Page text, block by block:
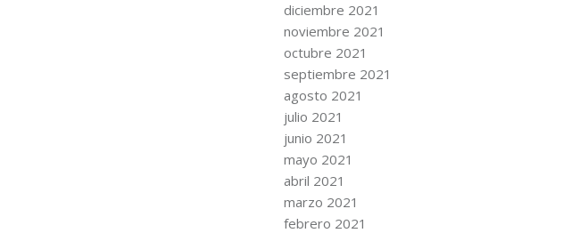
diciembre 2021
noviembre 2021
octubre 2021
septiembre 2021
agosto 2021
julio 2021
junio 2021
mayo 2021
abril 2021
marzo 2021
febrero 2021